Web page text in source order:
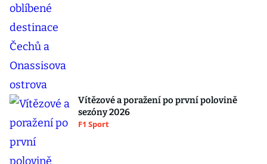
Vítězové a poražení po první polovině
sezóny 2026
F1 Sport